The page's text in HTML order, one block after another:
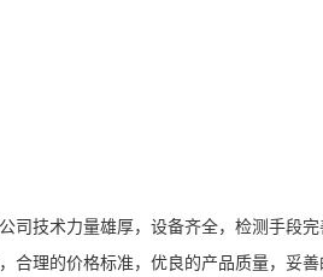
司技术力量雄厚，设备齐全，检测手段
合理的价格标准，优良的产品质量，妥